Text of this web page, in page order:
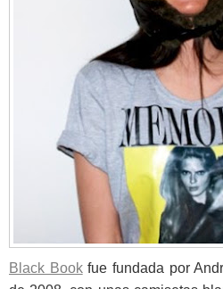
Black Bookfue fundada por